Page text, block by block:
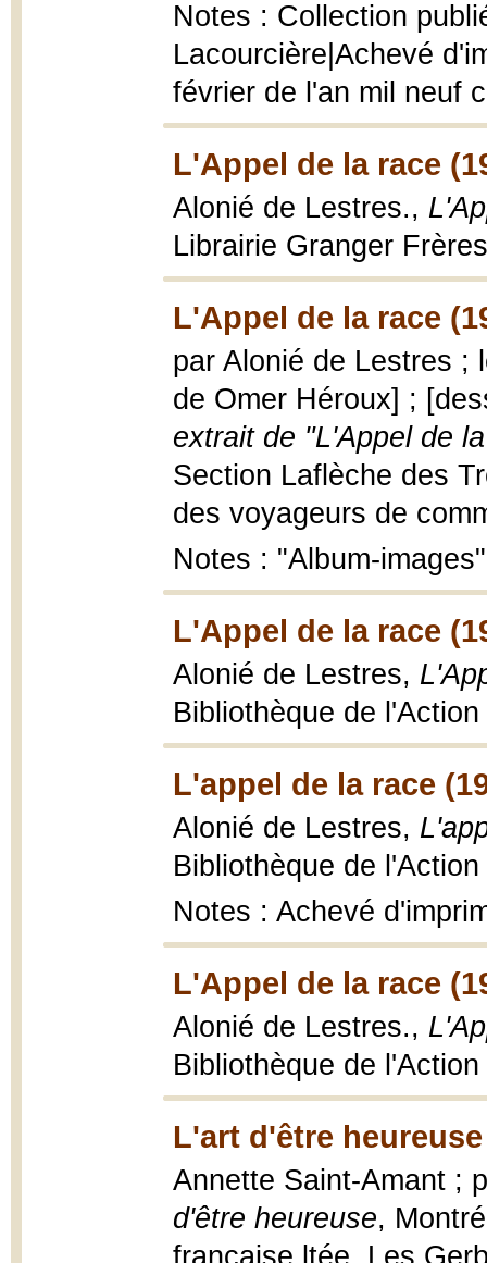
Notes : Collection
Lacourcière|Achevé
février de l'an mil neuf
L'Appel de la race
Alonié de Lestres.,
Librairie Granger
L'Appel de la race
par Alonié de Lestres ;
de Omer Héroux] ;
extrait de "L'Appel de
Section Laflèche des
des voyageurs de
Notes : "Album-
L'Appel de la race
Alonié de Lestres,
Bibliothèque de
L'appel de la race
Alonié de Lestres,
Bibliothèque de
Notes : Achevé
L'Appel de la race
Alonié de Lestres.,
Bibliothèque de
L'art d'être heureuse
Annette Saint-Amant ;
d'être heureuse,
française ltée, Les